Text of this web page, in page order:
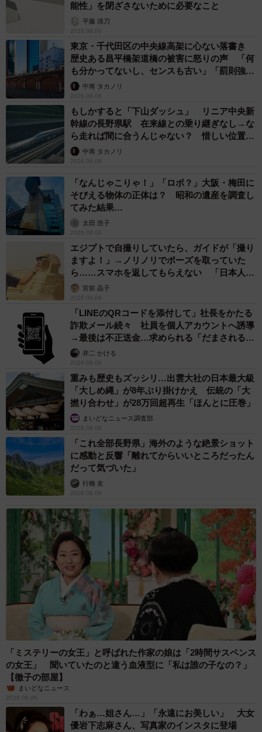
能性」を閉ざさないために必要なこと
平藤 清刀
2026.08.06
東京・千代田区の中央線高架に心ない落書き
歴史ある昌平橋架道橋の被害に怒りの声 「何
も分かってないし、センスも古い」「罰則強化
して」中将 タカノリ
2026.08.06
もしかすると「下山ダッシュ」 リニア中央新
幹線の長野県駅 在来線との乗り継ぎなし→な
ら走れば間に合うんじゃない？ 惜しい位置関
係が反響
中将 タカノリ
2026.08.06
「なんじゃこりゃ！」「ロボ？」大阪・梅田に
そびえる物体の正体は？ 昭和の遺産を調査し
てみた結果…
太田 浩子
2026.08.06
エジプトで自撮りしていたら、ガイドが「撮り
ますよ！」→ノリノリでポーズを取っていた
ら……スマホを返してもらえない 「日本人は
カモ代表かも」「私は6時間で3万円払った」
宮前 晶子
2026.08.06
「LINEのQRコードを添付して」社長をかたる
詐欺メール続々 社員を個人アカウントへ誘導
→最後は不正送金…求められる「だまされる前
提」の対策
井二 かける
2026.08.06
重みも歴史もズッシリ…出雲大社の日本最大級
「大しめ縄」が8年ぶり掛けかえ 伝統の「大
撚り合わせ」が28万回超再生「ほんとに圧巻」
まいどなニュース調査部
2026.08.06
「これ全部長野県」海外のような絶景ショット
に感動と反響「離れてからいいところだったん
だって気づいた」
行橋 友
2026.08.06
「ミステリーの女王」と呼ばれた作家の娘は「2時間サスペンス
の女王」 聞いていたのと違う血液型に「私は誰の子なの？」
【徹子の部屋】
まいどなニュース
2026.08.06
「わぁ…姐さん…」「永遠にお美しい」 大女
優岩下志麻さん、写真家のインスタに登場